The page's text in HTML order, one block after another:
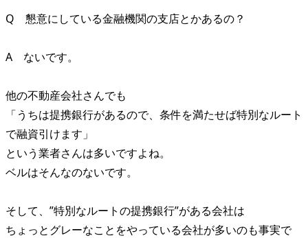
Q 懇意にしている金融機関の支店とかあるの？
A ないです。
他の不動産会社さんでも
「うちは提携銀行があるので、条件を満たせば特別なルート
で融資引けます」
という業者さんは多いですよね。
ベルはそんなのないです。
そして、”特別なルートの提携銀行”がある会社は
ちょっとグレーなことをやっている会社が多いのも事実で